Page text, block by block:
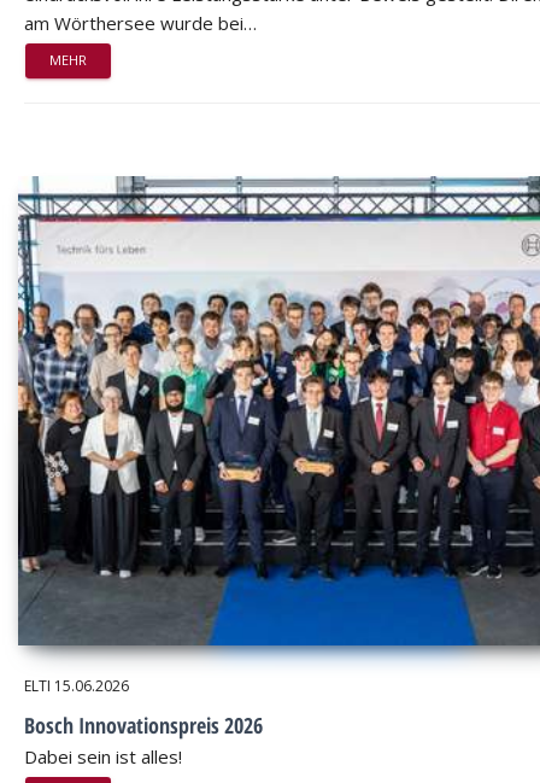
am Wörthersee wurde bei…
MEHR
ELTI 15.06.2026
Bosch Innovationspreis 2026
Dabei sein ist alles!